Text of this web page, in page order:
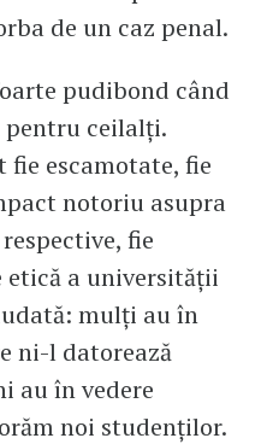
de un caz penal.
pudibond când
pentru ceilalți.
fie escamotate, fie
notoriu asupra
fie
etică a universității
mulți au în
ni-l datorează
au în vedere
noi studenților.